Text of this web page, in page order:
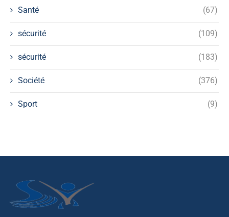
Santé (67)
sécurité (109)
sécurité (183)
Société (376)
Sport (9)